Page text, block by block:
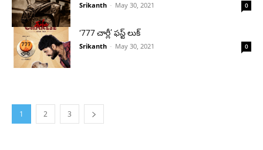
Srikanth - May 30, 2021 0
‘777 చార్లీ’ ఫస్ట్ లుక్
Srikanth - May 30, 2021 0
1 2 3